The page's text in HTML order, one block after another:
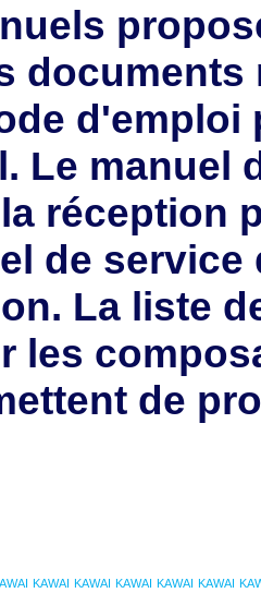
documents
d'emploi
Le manuel
réception
de
La liste
les
de
KAWAI KAWAI KAWAI KAWAI KAWAI